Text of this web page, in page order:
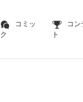
コミッ
ク
コン
ト